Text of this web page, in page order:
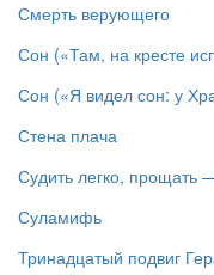
Смерть верующего
Сон («Там, на кресте
Сон («Я видел сон: у
Стена плача
Судить легко, прощать
Суламифь
Тринадцатый подвиг